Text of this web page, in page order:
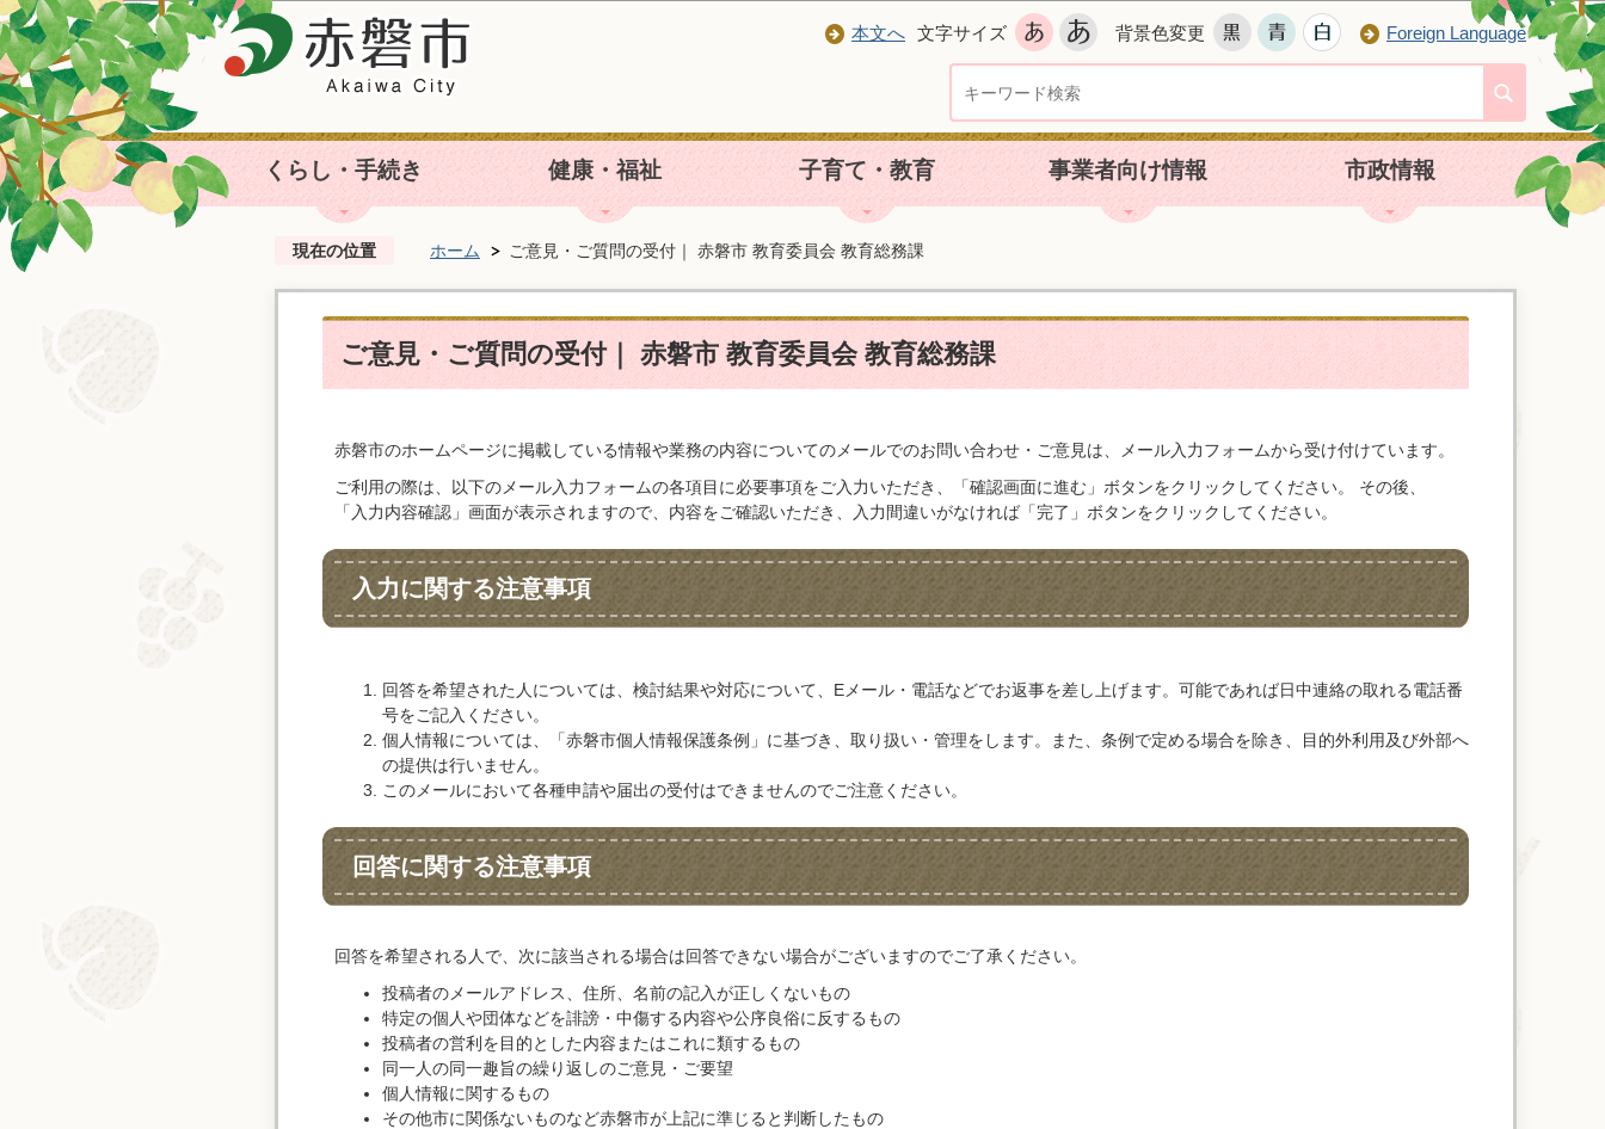
本文へ 文字サイズ 背景色変更 Foreign Language
くらし・手続き 健康・福祉 子育て・教育 事業者向け情報 市政情報
現在の位置 ホーム ご意見・ご質問の受付｜ 赤磐市 教育委員会 教育総務課
ご意見・ご質問の受付｜ 赤磐市 教育委員会 教育総務課
赤磐市のホームページに掲載している情報や業務の内容についてのメールでのお問い合わせ・ご意見は、メール入力フォームから受け付けています。
ご利用の際は、以下のメール入力フォームの各項目に必要事項をご入力いただき、「確認画面に進む」ボタンをクリックしてください。 その後、
「入力内容確認」画面が表示されますので、内容をご確認いただき、入力間違いがなければ「完了」ボタンをクリックしてください。
入力に関する注意事項
回答を希望された人については、検討結果や対応について、Eメール・電話などでお返事を差し上げます。可能であれば日中連絡の取れる電話番
号をご記入ください。
個人情報については、「赤磐市個人情報保護条例」に基づき、取り扱い・管理をします。また、条例で定める場合を除き、目的外利用及び外部へ
の提供は行いません。
このメールにおいて各種申請や届出の受付はできませんのでご注意ください。
回答に関する注意事項
回答を希望される人で、次に該当される場合は回答できない場合がございますのでご了承ください。
投稿者のメールアドレス、住所、名前の記入が正しくないもの
特定の個人や団体などを誹謗・中傷する内容や公序良俗に反するもの
投稿者の営利を目的とした内容またはこれに類するもの
同一人の同一趣旨の繰り返しのご意見・ご要望
個人情報に関するもの
その他市に関係ないものなど赤磐市が上記に準じると判断したもの